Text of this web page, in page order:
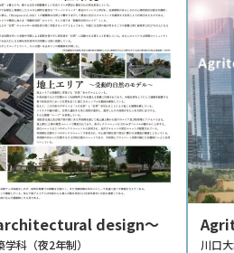
design～
科（夜2年制） 川口